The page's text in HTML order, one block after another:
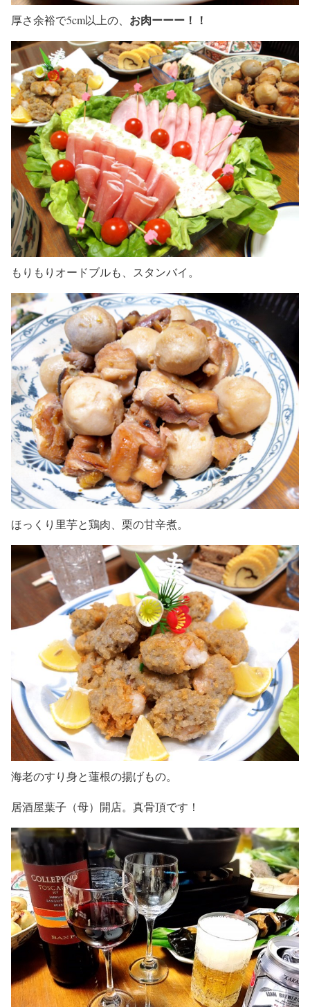
厚さ余裕で5cm以上の、 お肉ーーー！！
もりもりオードブルも、スタンバイ。
ほっくり里芋と鶏肉、栗の甘辛煮。
海老のすり身と蓮根の揚げもの。
居酒屋葉子（母）開店。真骨頂です！